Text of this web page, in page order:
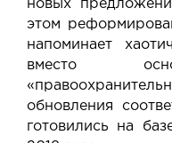
новых
этом
напоминает
вместо
обновления
готовились на